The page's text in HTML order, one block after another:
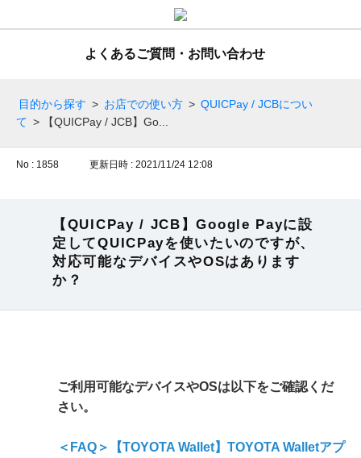
よくあるご質問・お問い合わせ
目的から探す > お店での使い方 > QUICPay / JCBについ
て > 【QUICPay / JCB】Go...
No : 1858 更新日時 : 2021/11/24 12:08
【QUICPay / JCB】Google Payに設
定してQUICPayを使いたいのですが、
対応可能なデバイスやOSはあります
か？
ご利用可能なデバイスやOSは以下をご確認くだ
さい。
＜FAQ＞【TOYOTA Wallet】TOYOTA Walletアプ